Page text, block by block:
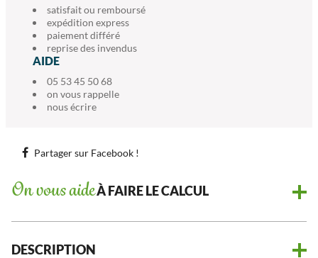
satisfait ou remboursé
expédition express
paiement différé
reprise des invendus
AIDE
05 53 45 50 68
on vous rappelle
nous écrire
Partager sur Facebook !
On vous aideÀ FAIRE LE CALCUL
DESCRIPTION